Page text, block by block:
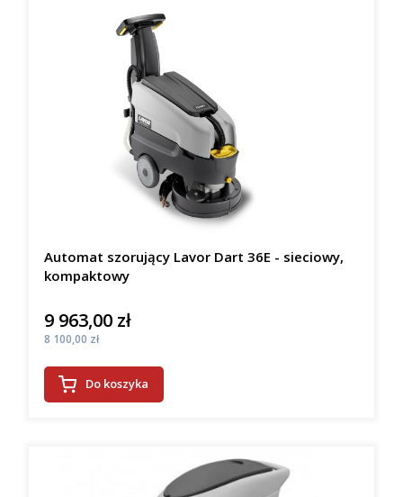
Automat szorujący Lavor Dart 36E - sieciowy,
kompaktowy
Cena
9 963,00 zł
Cena
8 100,00 zł
Do koszyka